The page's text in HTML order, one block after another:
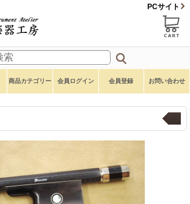
PCサイト
商品カテゴリー 会員ログイン 会員登録 お問い合わせ